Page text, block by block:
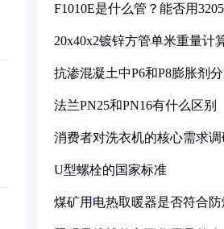
F1010E是什么管？能否用
20x40x2镀锌方管单米重量计
抗渗混凝土中P6和P8膨胀剂
法兰PN25和PN16有什么区别
消费者对洗衣机的核心需求
U型螺栓的国家标准
煤矿用电热取暖器是否符合